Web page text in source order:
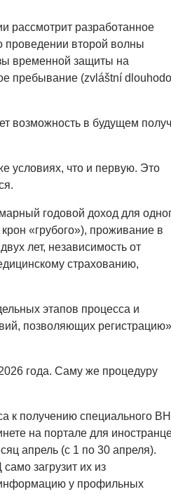
рассмотрит разработанное
проведении второй волны
временной защиты на
пребывание (zvláštní
возможность в будущем
условиях, что и первую. Это
годовой доход для
«грубого»), проживание в
лет, независимость от
страхованию,
этапов процесса и
позволяющих
года. Саму же процедуру
к получению специального
на портале для
апрель (с 1 по 30 апреля).
загрузит их из
информацию у профильных